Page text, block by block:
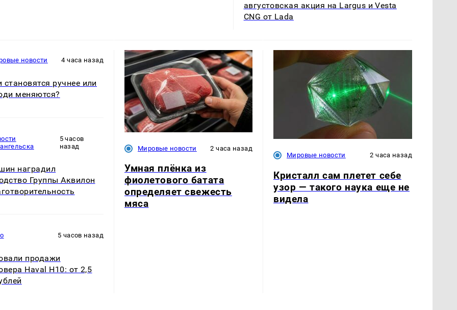
августовская акция на Largus и Vesta
CNG от Lada
новости 4 часа назад
ручнее или
меняются?
5 часов
назад
наградил
Группы Аквилон
5 часов назад
продажи
Haval H10: от 2,5
Мировые новости 2 часа назад
Умная плёнка из
фиолетового батата
определяет свежесть
мяса
Мировые новости 2 часа назад
Кристалл сам плетет себе
узор — такого наука еще не
видела